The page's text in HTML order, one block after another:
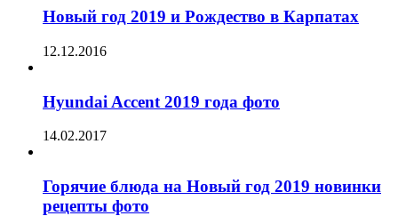
Новый год 2019 и Рождество в Карпатах
12.12.2016
Hyundai Accent 2019 года фото
14.02.2017
Горячие блюда на Новый год 2019 новинки
рецепты фото